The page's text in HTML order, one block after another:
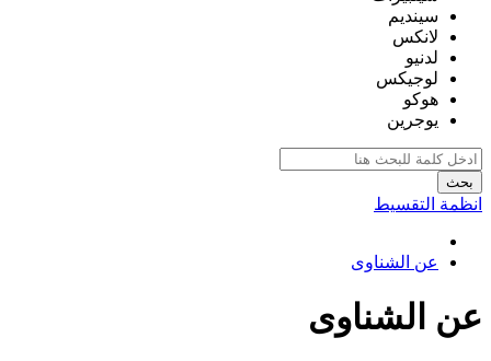
سينديم
لانكس
لدنيو
لوجيكس
هوكو
يوجرين
بحث
انظمة التقسيط
عن الشناوى
عن الشناوى